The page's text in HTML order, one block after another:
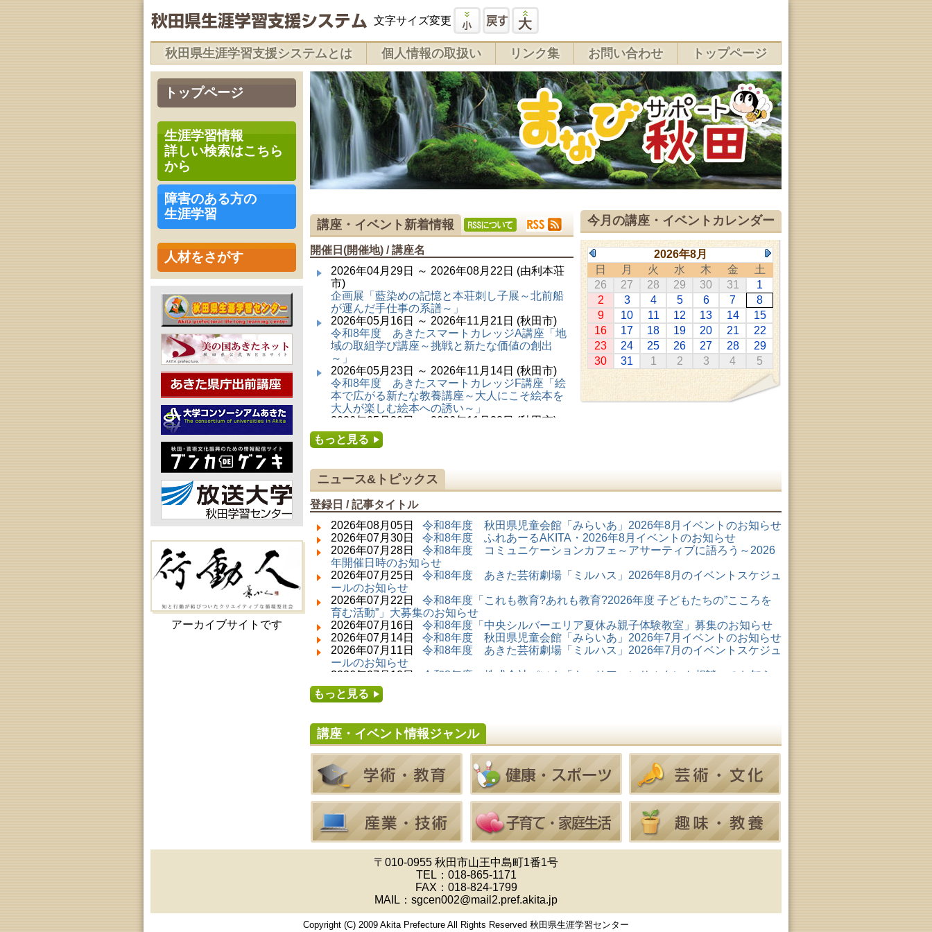
文字サイズ変更
秋田県生涯学習支援システムとは 個人情報の取扱い リンク集 お問い合わせ トップページ
トップページ
生涯学習情報
詳しい検索はこちら
から
障害のある方の
生涯学習
人材をさがす
アーカイブサイトです
講座・イベント新着情報
開催日(開催地) / 講座名
2026年04月29日 ～ 2026年08月22日 (由利本荘
市)
企画展「藍染めの記憶と本荘刺し子展～北前船
が運んだ手仕事の系譜～」
2026年05月16日 ～ 2026年11月21日 (秋田市)
令和8年度 あきたスマートカレッジA講座「地
域の取組学び講座～挑戦と新たな価値の創出
～」
2026年05月23日 ～ 2026年11月14日 (秋田市)
令和8年度 あきたスマートカレッジF講座「絵
本で広がる新たな教養講座～大人にこそ絵本を
大人が楽しむ絵本への誘い～」
2026年05月30日 ～ 2026年11月28日 (秋田市)
令和8年度 あきたスマートカレッジC講座「障
害者の生涯学習講座～みんなで学ぼう、みんな
2026年06月02日 ～ 2026年11月30日 (秋田市)
令和8年度前期「かぞくぶっくぱっく」
2026年06月06日 ～ 2026年10月17日 (秋田市)
令和8年度 あきたスマートカレッジD講座「防
災講座～自助力と共助力を高める～」
2026年06月27日 ～ 2026年09月05日 (秋田市)
令和8年度 あきたスマートカレッジB講座「熟
議ファシリテーター講座 ～熟議をつくろう！
～」
2026年07月01日 ～ 2026年09月23日 (仙北市)
千葉克介写真展 ～自然の息吹～
2026年07月11日 ～ 2026年08月30日 (秋田市)
特別展「わけあって絶滅しました。展」
2026年07月14日 ～ 2026年08月23日 (秋田市)
子どもの読書活動推進事業「夏休みは図書館へ
行こう－みんなの読みたい！知りたい！学びた
い！をお手伝いします－」（資料展示）
美郷町学友館特別展「加藤明見 森に生きるツキ
成人教育「研修室開放」
2026年08月01日 ～ 2026年08月23日 (大館市)
清澄コレクション未公開絵画展
2026年08月01日 ～ 2026年09月23日 (秋田市)
佐竹氏の名宝、雄大なる歴史を想う～武と雅～
2026年08月01日 ～ 2026年08月16日 (秋田市)
2026年08月01日 ～ 2026年08月23日 (秋田市)
乳幼児・青少年教育「図書館クイズラリー」
2026年08月01日 ～ 2026年08月30日 (秋田市)
乳幼児・青少年教育「夏休み資料展示」
2026年08月01日 ～ 2026年08月25日 (秋田市)
工房雑がみランド2026
2026年08月01日 ～ 2026年08月23日 (秋田市)
子どもの読書活動推進事業「夏休みは図書館へ
行こう－みんなの読みたい！知りたい！学びた
もっと見る
今月の講座・イベントカレンダー
2026年8月
日
月 火 水 木 金
土
26
27 28 29 30 31
1
2
3 4 5 6 7
8
9
10 11 12 13 14
15
16
17 18 19 20 21
22
23
24 25 26 27 28
29
30
31 1 2 3 4 5
ニュース&トピックス
登録日 / 記事タイトル
2026年08月05日 令和8年度 秋田県児童会館「みらいあ」2026年8月イベントのお知らせ
2026年07月30日 令和8年度 ふれあーるAKITA・2026年8月イベントのお知らせ
2026年07月28日 令和8年度 コミュニケーションカフェ～アサーティブに語ろう～2026
年開催日時のお知らせ
2026年07月25日 令和8年度 あきた芸術劇場「ミルハス」2026年8月のイベントスケジュ
ールのお知らせ
2026年07月22日 令和8年度「これも教育?あれも教育?2026年度 子どもたちの”こころを
育む活動”」大募集のお知らせ
2026年07月16日 令和8年度「中央シルバーエリア夏休み親子体験教室」募集のお知らせ
2026年07月14日 令和8年度 秋田県児童会館「みらいあ」2026年7月イベントのお知らせ
2026年07月11日 令和8年度 あきた芸術劇場「ミルハス」2026年7月のイベントスケジュ
ールのお知らせ
2026年07月10日
令和8年度 株式会社パソナ「キャリアコンサルタント相談」のお知ら
せ
2026年07月10日
もっと見る
講座・イベント情報ジャンル
〒010-0955 秋田市山王中島町1番1号
TEL： 018-865-1171
FAX：018-824-1799
MAIL：sgcen002@mail2.pref.akita.jp
Copyright (C) 2009 Akita Prefecture All Rights Reserved 秋田県生涯学習センター